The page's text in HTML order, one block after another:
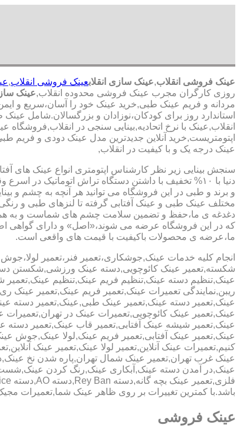
عینک فروشی انقلاب,عینک سازی انقلابعینک فروشی انقلاب,
روزی کارگران مجرب عینک فروشی محدوده انقلاب,عینک
مردانه و فریم عینک طبی,خرید عینک خود را آسان،سریع و
استاندارد روز برای کودکان،نوزادان و بزرگسالان.شامل
انقلاب,عینک با نرخ اتحادیه,بینایی سنجی در
اپتومتریست,خرید آنلاین جدیدترین مدل عینک دودی و فریم
عینک درجه یک و با کیفیت در انقلاب,
سنجش بینایی زیر نظر کارشناس اپتومتری انواع عینک های
دنیا با ۱۰% تخفیف با داشتن دستگاه تراش اتوماتیک در
و برند و طبی در این فروشگاه می توانید هر آنچه به چشم و
مختلف عینک طبی و عینک آفتابی گرفته تا لنزهای طبی و
دغدغه ی ما،حفظ و تضمین سلامت چشم های شماست و به
که در این فروشگاه عرضه می شوند،«اصل» و دارای گواهی
ما،عرضه ی محصولات باکیفیت با قیمت های واقعی است.
انجام کلیه خدمات عینک,جوشکاری،تعمیر فنر،تعمیر لولا،جوش
شکسته,تعمیر عینک کائوچویی,دسته عینک ورزشی,شکستن
عینک,تنظیم دسته عینک,تنظیم فریم عینک,تنظیم
ریبن,نمایندگی تعمیرات عینک,تعمیر فریم عینک,تعمیر عینک
عینک,تعمیر دسته عینک,تعمیر عینک طبی,عینک,تعمیر دسته
عینک,تعمیر عینک کائوچویی,تعمیرات عینک در
عینک,تعمیر شیشه عینک آفتابی,تعمیر قاب عینک,تعمیر
عینک,تعمیر عینک آفتابی,تعمیر فریم عینک,لولا عینک,جوش
کنیم,تعمیرات عینک آنلاین,تعمیر لولا عینک,تعمیر عینک
عینک غرب تهران,تعمیر عینک شمال تهران,پاره شدن نخ
عینک,در آمدن دسته عینک,آبکاری عینک,رنگ کردن
باشد.با کمترین تغییرات بر روی ظاهر عینک
عینک فروشی